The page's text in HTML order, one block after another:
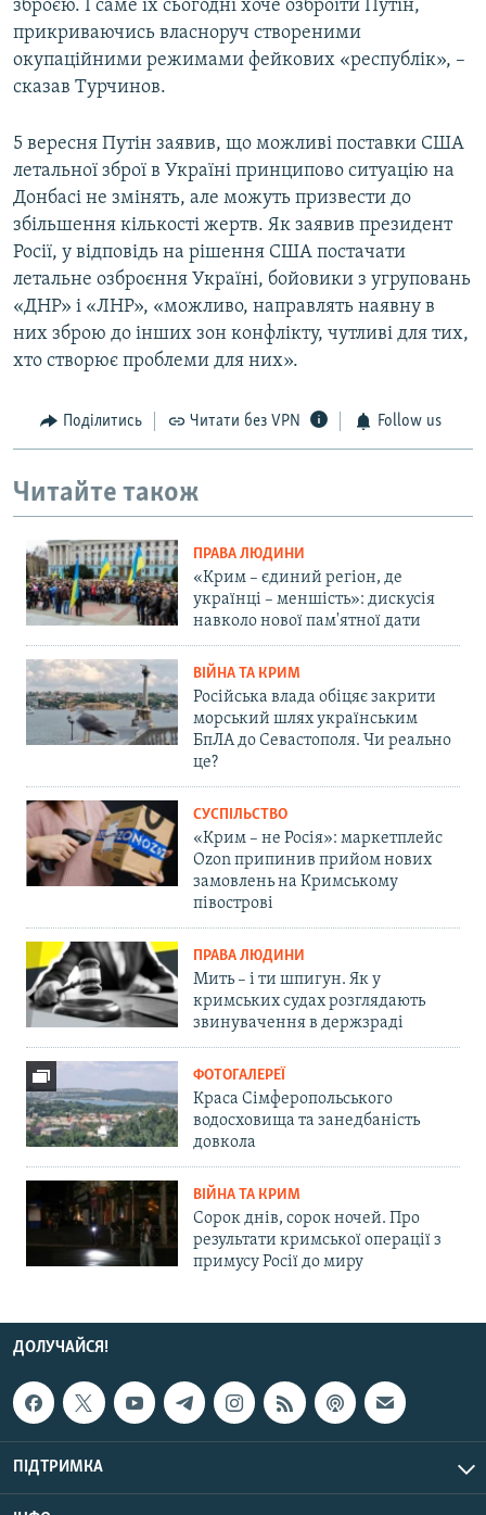
зброєю. І саме їх сьогодні хоче озброїти Путін,
прикриваючись власноруч створеними
окупаційними режимами фейкових «республік», –
сказав Турчинов.
5 вересня Путін заявив, що можливі поставки США
летальної зброї в Україні принципово ситуацію на
Донбасі не змінять, але можуть призвести до
збільшення кількості жертв. Як заявив президент
Росії, у відповідь на рішення США постачати
летальне озброєння Україні, бойовики з угруповань
«ДНР» і «ЛНР», «можливо, направлять наявну в
них зброю до інших зон конфлікту, чутливі для тих,
хто створює проблеми для них».
Поділитись Читати без VPN Follow us
Читайте також
ПРАВА ЛЮДИНИ
«Крим – єдиний регіон, де
українці – меншість»: дискусія
навколо нової пам'ятної дати
ВІЙНА ТА КРИМ
Російська влада обіцяє закрити
морський шлях українським
БпЛА до Севастополя. Чи реально
це?
СУСПІЛЬСТВО
«Крим – не Росія»: маркетплейс
Ozon припинив прийом нових
замовлень на Кримському
півострові
ПРАВА ЛЮДИНИ
Мить – і ти шпигун. Як у
кримських судах розглядають
звинувачення в держзраді
ФОТОГАЛЕРЕЇ
Краса Сімферопольського
водосховища та занедбаність
довкола
ВІЙНА ТА КРИМ
Сорок днів, сорок ночей. Про
результати кримської операції з
примусу Росії до миру
ДОЛУЧАЙСЯ!
ПІДТРИМКА